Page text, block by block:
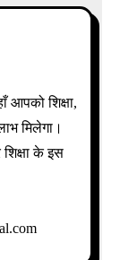
आपको शिक्षा,
मिलेगा।
के इस